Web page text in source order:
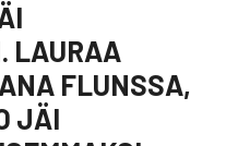
LAURAA
FLUNSSA,
JÄI